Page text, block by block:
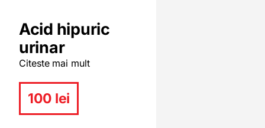
Acid hipuric
urinar
Citeste mai mult
100 lei